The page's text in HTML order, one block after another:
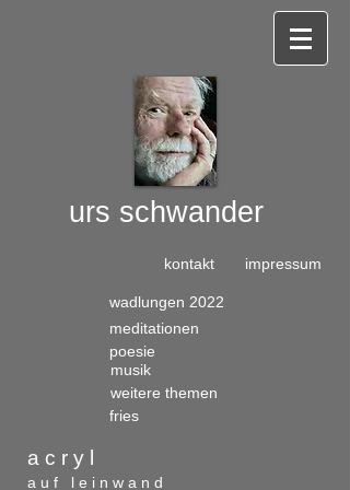
urs schwander​
kontakt impressum
wadlungen 2022
meditationen
poesie
musik
weitere themen
fries
a c r y l
a u f l e i n w a n d